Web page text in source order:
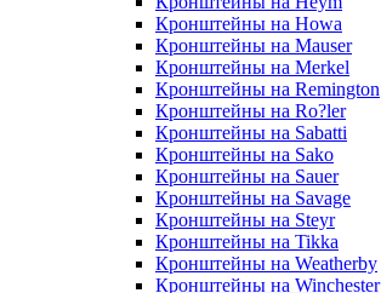
Кронштейны на Howa
Кронштейны на Mauser
Кронштейны на Merkel
Кронштейны на Remington
Кронштейны на Ro?ler
Кронштейны на Sabatti
Кронштейны на Sako
Кронштейны на Sauer
Кронштейны на Savage
Кронштейны на Steyr
Кронштейны на Tikka
Кронштейны на Weatherby
Кронштейны на Winchester